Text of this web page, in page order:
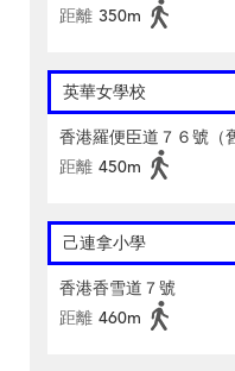
距離 350m
英華女學校
香港羅便臣道７６號（
距離 450m
己連拿小學
香港香雪道７號
距離 460m